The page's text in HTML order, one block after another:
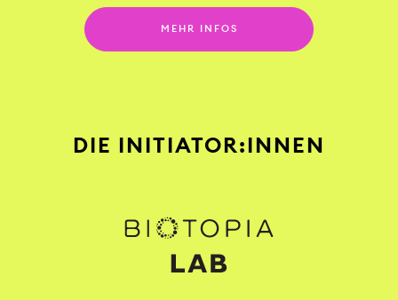
MEHR INFOS
DIE INITIATOR:INNEN